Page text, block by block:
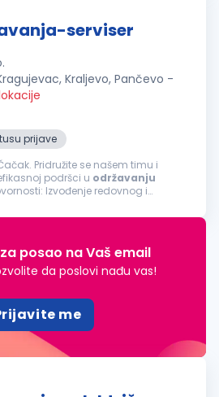
serviser
Kraljevo, Pančevo -
prijave
Pridružite se našem timu i
podršci u održavanju
redovnog i
posao na Vaš email
da poslovi nađu vas!
me